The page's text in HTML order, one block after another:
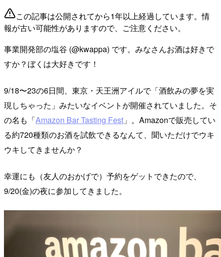
この記事は公開されてから1年以上経過しています。情
報が古い可能性がありますので、ご注意ください。
事業開発部の塩谷 (@kwappa) です。みなさんお酒は好きで
すか？ぼくは大好きです！
9/18〜23の6日間、東京・天王洲アイルで「酒飲みの夢を実
現しちゃった」みたいなイベントが開催されていました。そ
の名も「Amazon Bar Tasting Fest 」。Amazonで販売してい
る約720種類のお酒を試飲できるなんて、聞いただけでウキ
ウキしてきませんか？
幸運にも（友人のおかげで）予約をゲットできたので、
9/20(金)の夜に参加してきました。